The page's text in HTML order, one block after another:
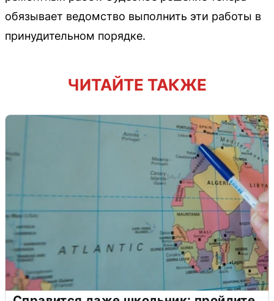
обязывает ведомство выполнить эти работы в
принудительном порядке.
ЧИТАЙТЕ ТАКЖЕ